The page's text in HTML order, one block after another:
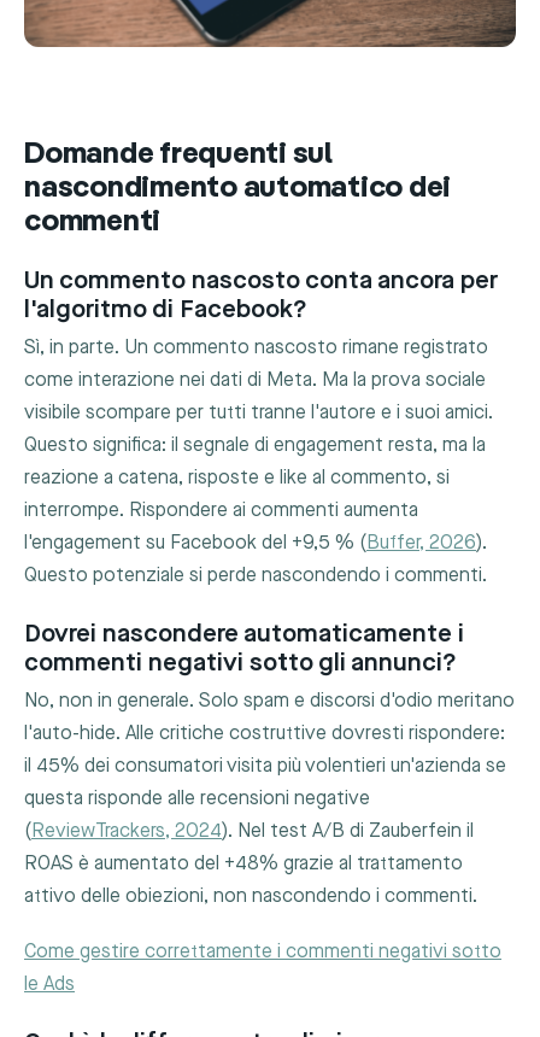
Domande frequenti sul
nascondimento automatico dei
commenti
Un commento nascosto conta ancora per
l'algoritmo di Facebook?
Sì, in parte. Un commento nascosto rimane registrato
come interazione nei dati di Meta. Ma la prova sociale
visibile scompare per tutti tranne l'autore e i suoi amici.
Questo significa: il segnale di engagement resta, ma la
reazione a catena, risposte e like al commento, si
interrompe. Rispondere ai commenti aumenta
l'engagement su Facebook del +9,5 % (Buffer, 2026).
Questo potenziale si perde nascondendo i commenti.
Dovrei nascondere automaticamente i
commenti negativi sotto gli annunci?
No, non in generale. Solo spam e discorsi d'odio meritano
l'auto-hide. Alle critiche costruttive dovresti rispondere:
il 45% dei consumatori visita più volentieri un'azienda se
questa risponde alle recensioni negative
(ReviewTrackers, 2024). Nel test A/B di Zauberfein il
ROAS è aumentato del +48% grazie al trattamento
attivo delle obiezioni, non nascondendo i commenti.
Come gestire correttamente i commenti negativi sotto
le Ads